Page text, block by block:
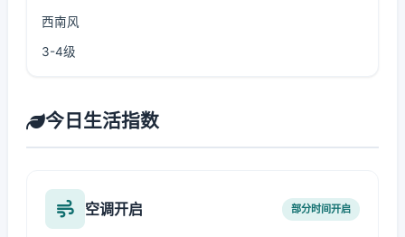
西南风
3-4级
今日生活指数
空调开启 部分时间开启